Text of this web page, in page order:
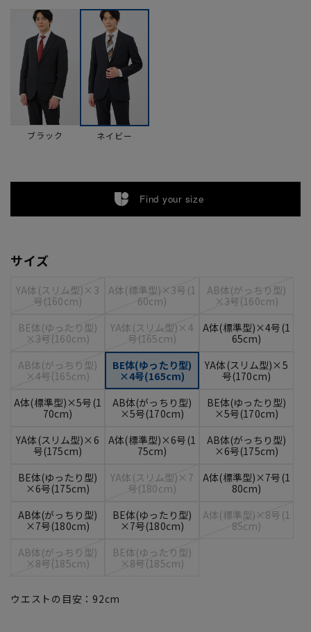
ブラック ネイビー
Find your size
サイズ
YA体(スリム型)×3
号(160cm)
A体(標準型)×3号(1
60cm)
AB体(がっちり型)
×3号(160cm)
BE体(ゆったり型)
×3号(160cm)
YA体(スリム型)×4
号(165cm)
A体(標準型)×4号(1
65cm)
AB体(がっちり型)
×4号(165cm)
BE体(ゆったり型)
×4号(165cm)
YA体(スリム型)×5
号(170cm)
A体(標準型)×5号(1
70cm)
AB体(がっちり型)
×5号(170cm)
BE体(ゆったり型)
×5号(170cm)
YA体(スリム型)×6
号(175cm)
A体(標準型)×6号(1
75cm)
AB体(がっちり型)
×6号(175cm)
BE体(ゆったり型)
×6号(175cm)
YA体(スリム型)×7
号(180cm)
A体(標準型)×7号(1
80cm)
AB体(がっちり型)
×7号(180cm)
BE体(ゆったり型)
×7号(180cm)
A体(標準型)×8号(1
85cm)
AB体(がっちり型)
×8号(185cm)
BE体(ゆったり型)
×8号(185cm)
ウエストの目安： 92cm